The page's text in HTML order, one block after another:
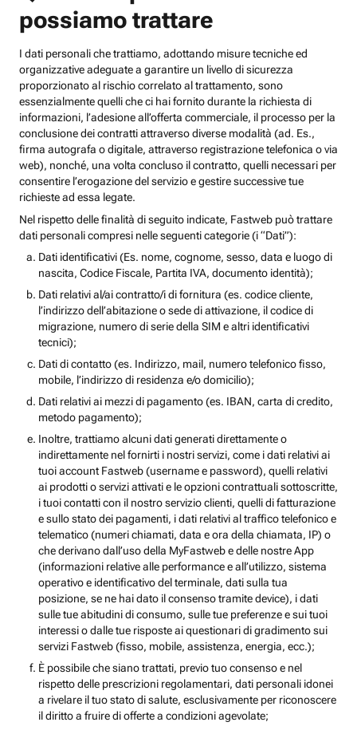
possiamo trattare
I dati personali che trattiamo, adottando misure tecniche ed
organizzative adeguate a garantire un livello di sicurezza
proporzionato al rischio correlato al trattamento, sono
essenzialmente quelli che ci hai fornito durante la richiesta di
informazioni, l’adesione all’offerta commerciale, il processo per la
conclusione dei contratti attraverso diverse modalità (ad. Es.,
firma autografa o digitale, attraverso registrazione telefonica o via
web), nonché, una volta concluso il contratto, quelli necessari per
consentire l’erogazione del servizio e gestire successive tue
richieste ad essa legate.
Nel rispetto delle finalità di seguito indicate, Fastweb può trattare
dati personali compresi nelle seguenti categorie (i “Dati”):
Dati identificativi (Es. nome, cognome, sesso, data e luogo di
nascita, Codice Fiscale, Partita IVA, documento identità);
Dati relativi al/ai contratto/i di fornitura (es. codice cliente,
l’indirizzo dell’abitazione o sede di attivazione, il codice di
migrazione, numero di serie della SIM e altri identificativi
tecnici);
Dati di contatto (es. Indirizzo, mail, numero telefonico fisso,
mobile, l’indirizzo di residenza e/o domicilio);
Dati relativi ai mezzi di pagamento (es. IBAN, carta di credito,
metodo pagamento);
Inoltre, trattiamo alcuni dati generati direttamente o
indirettamente nel fornirti i nostri servizi, come i dati relativi ai
tuoi account Fastweb (username e password), quelli relativi
ai prodotti o servizi attivati e le opzioni contrattuali sottoscritte,
i tuoi contatti con il nostro servizio clienti, quelli di fatturazione
e sullo stato dei pagamenti, i dati relativi al traffico telefonico e
telematico (numeri chiamati, data e ora della chiamata, IP) o
che derivano dall’uso della MyFastweb e delle nostre App
(informazioni relative alle performance e all’utilizzo, sistema
operativo e identificativo del terminale, dati sulla tua
posizione, se ne hai dato il consenso tramite device), i dati
sulle tue abitudini di consumo, sulle tue preferenze e sui tuoi
interessi o dalle tue risposte ai questionari di gradimento sui
servizi Fastweb (fisso, mobile, assistenza, energia, ecc.);
È possibile che siano trattati, previo tuo consenso e nel
rispetto delle prescrizioni regolamentari, dati personali idonei
a rivelare il tuo stato di salute, esclusivamente per riconoscere
il diritto a fruire di offerte a condizioni agevolate;